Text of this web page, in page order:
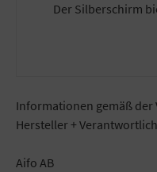
Der Silberschirm
Informationen gemäß der
Hersteller +
Aifo AB